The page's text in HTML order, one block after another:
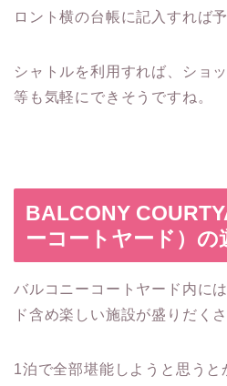
ロント横の台帳に記入すれば
シャトルを利用すれば、ショ
等も気軽にできそうですね。
BALCONY
ーコートヤード）の
バルコニーコートヤード内に
ド含め楽しい施設が盛りだくさ
1泊で全部堪能しようと思う